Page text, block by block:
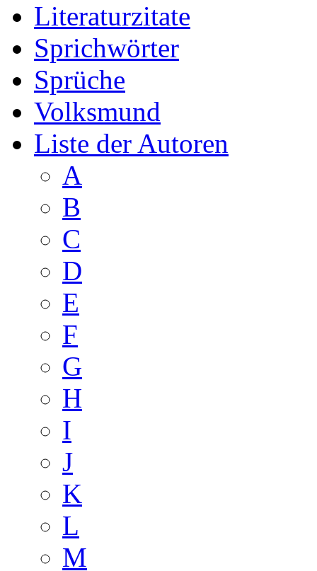
Literaturzitate
Sprichwörter
Sprüche
Volksmund
Liste der Autoren
A
B
C
D
E
F
G
H
I
J
K
L
M